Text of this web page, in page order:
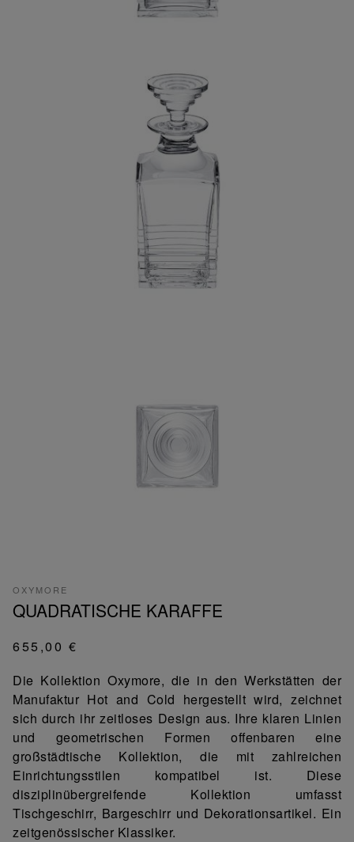
OXYMORE
QUADRATISCHE KARAFFE
655,00 €
Die Kollektion Oxymore, die in den Werkstätten der
Manufaktur Hot and Cold hergestellt wird, zeichnet
sich durch ihr zeitloses Design aus. Ihre klaren Linien
und geometrischen Formen offenbaren eine
großstädtische Kollektion, die mit zahlreichen
Einrichtungsstilen kompatibel ist. Diese
disziplinübergreifende Kollektion umfasst
Tischgeschirr, Bargeschirr und Dekorationsartikel. Ein
zeitgenössischer Klassiker.